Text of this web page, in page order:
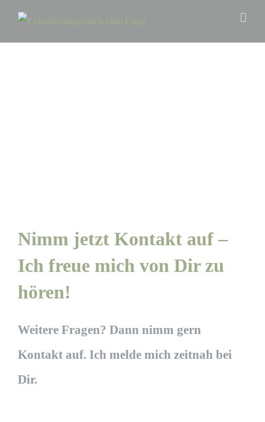
Nimm jetzt Kontakt auf –
Ich freue mich von Dir zu
hören!
Weitere Fragen? Dann nimm gern
Kontakt auf. Ich melde mich zeitnah bei
Dir.